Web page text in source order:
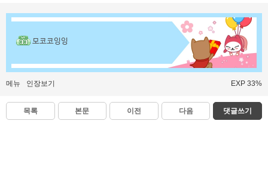
모코코잉잉
메뉴 인장보기 EXP 33%
목록 본문 이전 다음 댓글쓰기